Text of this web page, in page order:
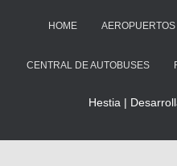
HOME AEROPUERTOS
CENTRAL DE AUTOBUSES
Hestia |